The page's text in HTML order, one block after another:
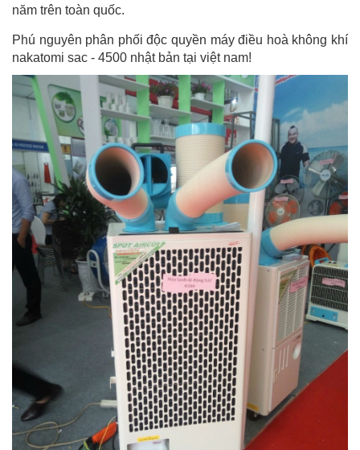
năm trên toàn quốc.
Phú nguyên phân phối độc quyền máy điều hoà không khí
nakatomi sac - 4500 nhật bản tại việt nam!